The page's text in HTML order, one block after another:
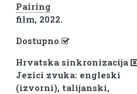
Pairing
film, 2022.
Dostupno
Hrvatska sinkronizacija
Jezici zvuka: engleski
(izvorni), talijanski,